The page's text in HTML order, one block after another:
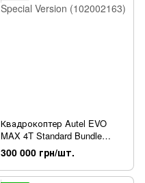
Квадрокоптер Autel EVO
MAX 4T Standard Bundle
Special Version (102002163)
300 000 грн/шт.